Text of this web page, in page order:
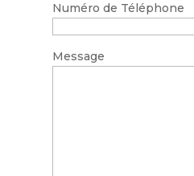
Numéro de Téléphone
Message